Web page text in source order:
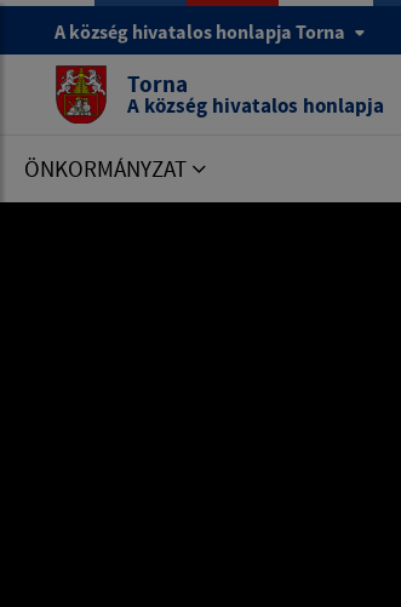
A község hivatalos honlapja Torna
Torna
A község hivatalos honlapja
ÖNKORMÁNYZAT